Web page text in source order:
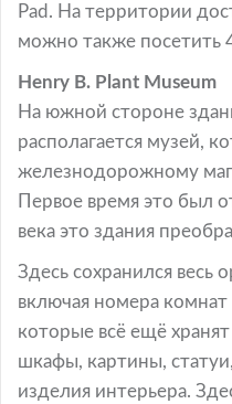
Pad. На территории
можно также посетить
Henry B. Plant Museum
На южной стороне
располагается музей,
железнодорожному
Первое время это был
века это здания
Здесь сохранился весь
включая номера
которые всё ещё
шкафы, картины,
изделия интерьера.